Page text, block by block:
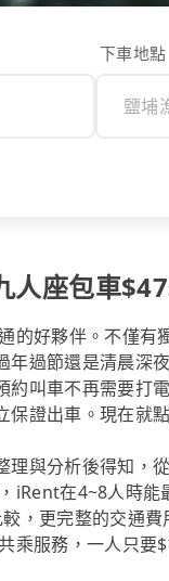
下車地點
人座包車
好夥伴。不僅有
過節還是清晨深
叫車不再需要打
證出車。現在就
與分析後得知，
在4~8人時能
，更完整的交通
服務，一人只要